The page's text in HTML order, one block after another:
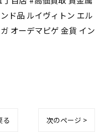
ド品 ルイヴィトン エル
オーデマピゲ 金貨 イン
る 次のページ >